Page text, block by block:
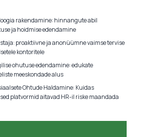
rakendamine: hinnangute abil
ja hoidmise edendamine
proaktiivne ja anonüümne vaimse tervise
kontoritele
ohutuse edendamine: edukate
meeskondade alus
Ohtude Haldamine: Kuidas
platvormid aitavad HR-il riske maandada